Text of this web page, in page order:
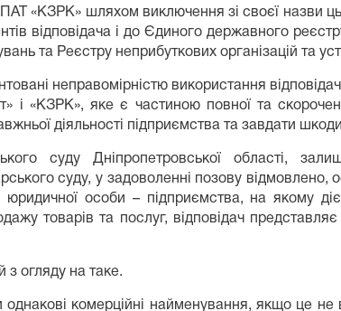
ПАТ «КЗРК» шляхом виключення зі своєї назви
відповідача і до Єдиного державного
та Реєстру неприбуткових організацій та
неправомірністю використання
і «КЗРК», яке є частиною повної та
діяльності підприємства та завдати шкоди
суду Дніпропетровської області,
суду, у задоволенні позову відмовлено,
особи – підприємства, на якому діє
товарів та послуг, відповідач
з огляду на таке.
комерційні найменування, якщо це не